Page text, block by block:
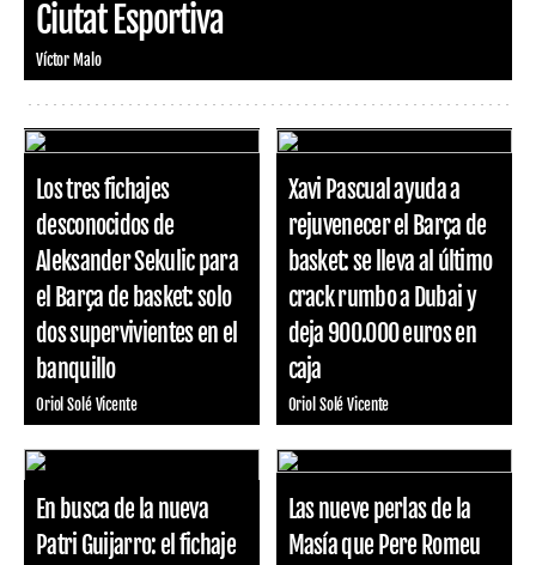
Ciutat Esportiva
Víctor Malo
Los tres fichajes
desconocidos de
Aleksander Sekulic para
el Barça de basket: solo
dos supervivientes en el
banquillo
Oriol Solé Vicente
Xavi Pascual ayuda a
rejuvenecer el Barça de
basket: se lleva al último
crack rumbo a Dubai y
deja 900.000 euros en
caja
Oriol Solé Vicente
En busca de la nueva
Patri Guijarro: el fichaje
Las nueve perlas de la
Masía que Pere Romeu